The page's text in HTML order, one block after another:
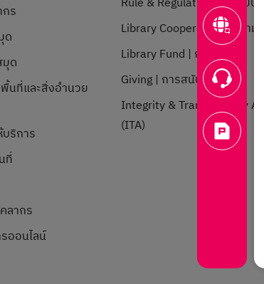
ร
ด
ด
นที่และสิ่งอำนวย
บริการ
ที่
ลากร
ออนไลน์
Library Cooperation | ความ
Library Fund | กองทุน
Giving | การสนับสนุน
Integrity & Transparency
(ITA)